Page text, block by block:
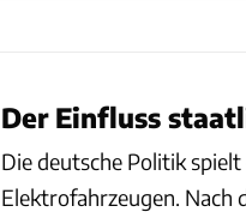
Der Einfluss
Die deutsche Politik
Elektrofahrzeugen. Nach